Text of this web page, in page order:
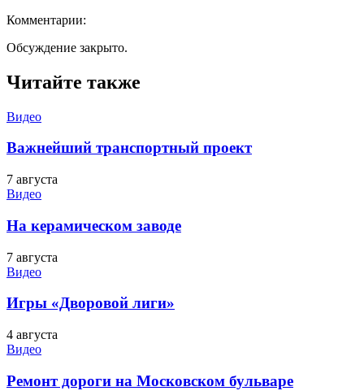
Комментарии:
Обсуждение закрыто.
Читайте также
Видео
Важнейший транспортный проект
7 августа
Видео
На керамическом заводе
7 августа
Видео
Игры «Дворовой лиги»
4 августа
Видео
Ремонт дороги на Московском бульваре